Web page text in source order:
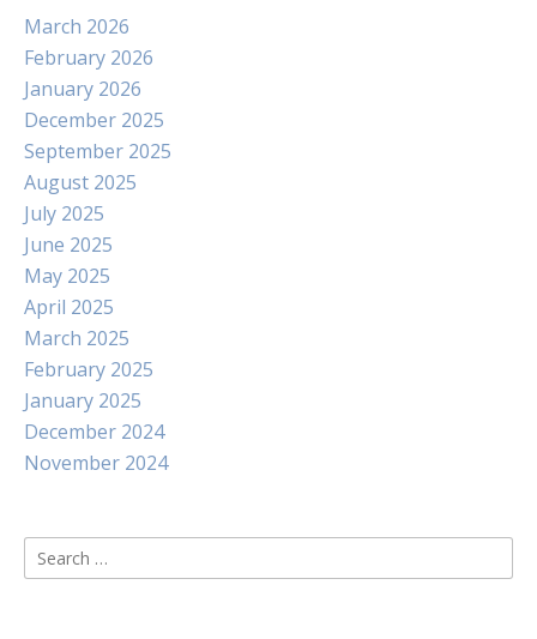
March 2026
February 2026
January 2026
December 2025
September 2025
August 2025
July 2025
June 2025
May 2025
April 2025
March 2025
February 2025
January 2025
December 2024
November 2024
Search
for: